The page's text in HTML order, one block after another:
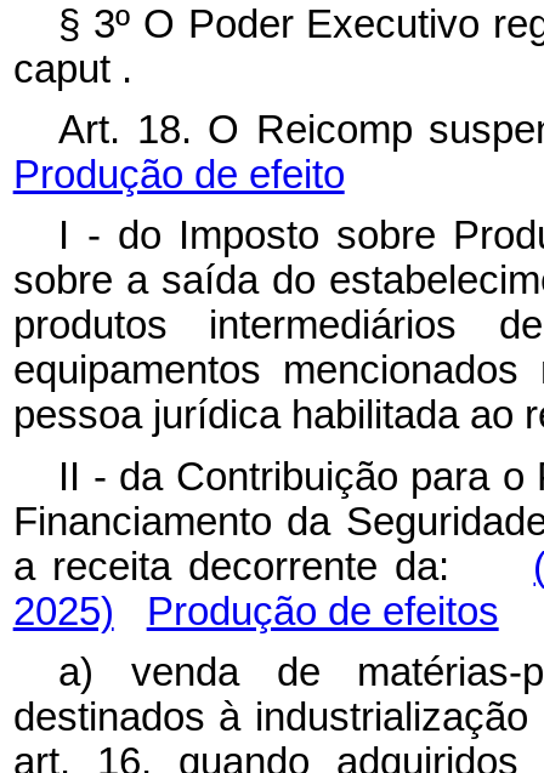
§ 3º O Poder Executivo
caput .
Art. 18. O Reicomp
Produção de efeito
I - do Imposto sobre
sobre a saída do
produtos intermediários
equipamentos
pessoa jurídica habilitada ao
II - da Contribuição para
Financiamento da
a receita decorrente da:
2025)
Produção de efeitos
a) venda de matérias-
destinados à
art. 16, quando